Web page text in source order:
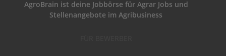
AgroBrain ist deine Jobbörse für Agrar Jobs und
Stellenangebote im Agribusiness